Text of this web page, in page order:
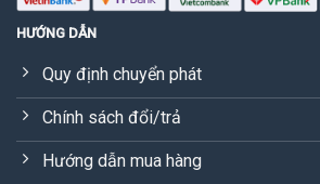
HƯỚNG DẪN
Quy định chuyển phát
Chính sách đổi/trả
Hướng dẫn mua hàng